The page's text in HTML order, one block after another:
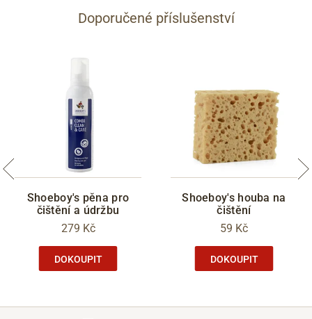
Doporučené příslušenství
Shoeboy's pěna pro
čištění a údržbu
279 Kč
DOKOUPIT
Shoeboy's houba na
čištění
59 Kč
DOKOUPIT